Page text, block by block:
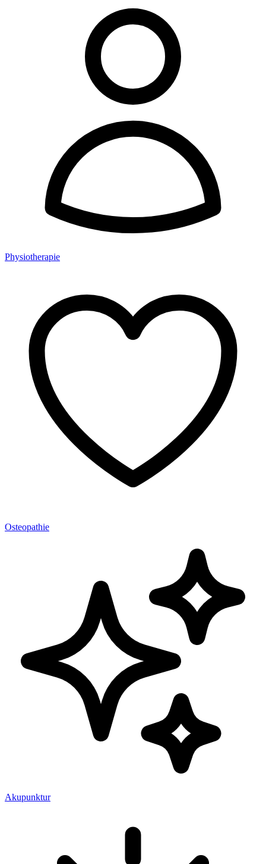
Physiotherapie
Osteopathie
Akupunktur